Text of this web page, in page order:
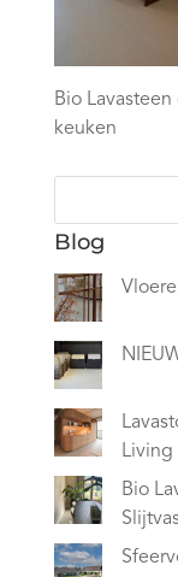
Bio
keuken
Blog
Living
Bio